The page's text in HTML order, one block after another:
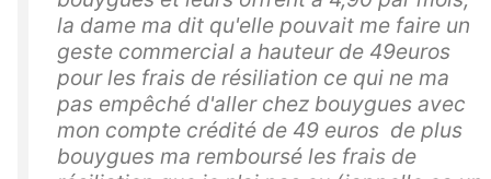
la dame ma dit qu'elle pouvait me faire un
geste commercial a hauteur de 49euros
pour les frais de résiliation ce qui ne ma
pas empêché d'aller chez bouygues avec
mon compte crédité de 49 euros de plus
bouygues ma remboursé les frais de